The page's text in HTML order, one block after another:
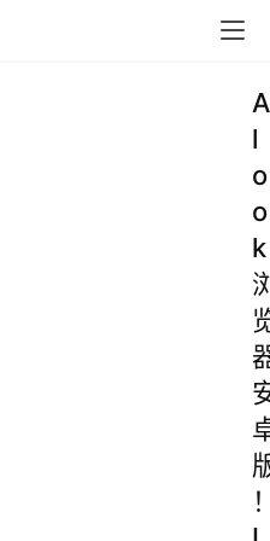
A
l
o
o
k